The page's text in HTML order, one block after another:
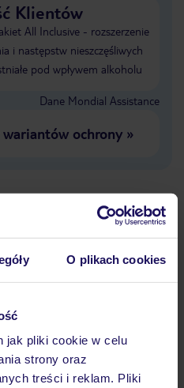
O plikach cookies
jak pliki cookie w celu
strony oraz
treści i reklam. Pliki
Klientów
All Inclusive - rozszerzenie
i następstw nieszczęśliwych
pod wpływem alkoholu
Dane Mondial Assistance
wariantów ochrony»
biuro
w Polsce